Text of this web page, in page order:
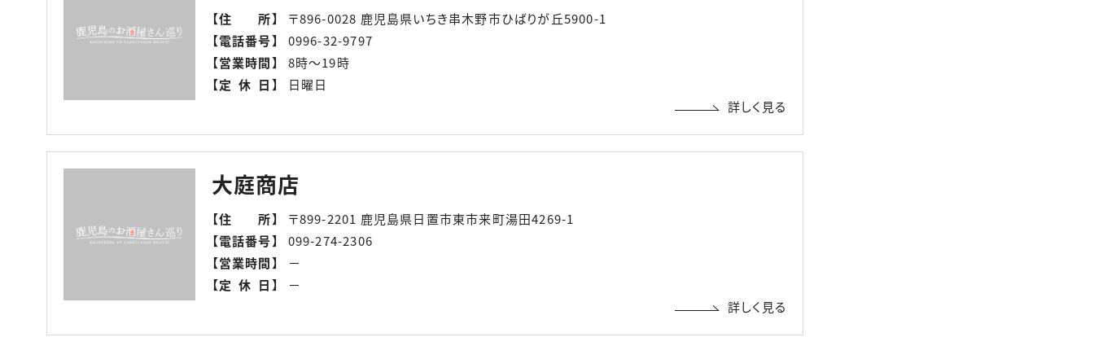
【住所】
〒896-0028 鹿児島県いちき串木野市ひばりが丘5900-1
【電話番号】
0996-32-9797
【営業時間】
8時～19時
【定休日】
日曜日
詳しく見る
大庭商店
【住所】
〒899-2201 鹿児島県日置市東市来町湯田4269-1
【電話番号】
099-274-2306
【営業時間】
－
【定休日】
－
詳しく見る